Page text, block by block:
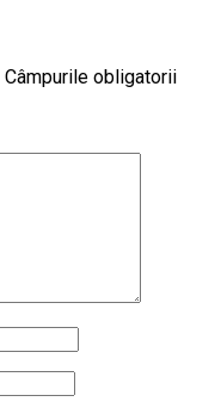
Câmpurile obligatorii